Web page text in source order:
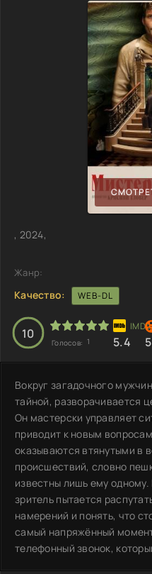
, 2024,
Жанр:
Качество: WEB-DL
10
Голосов: 1 5.4
Вокруг загадочного
тайной, разворачивается
Он мастерски управляет
приводит к новым
оказываются втянутыми в
происшествий, словно
известны лишь ему
зритель пытается
намерений и понять, что
самый напряжённый
телефонный звонок,